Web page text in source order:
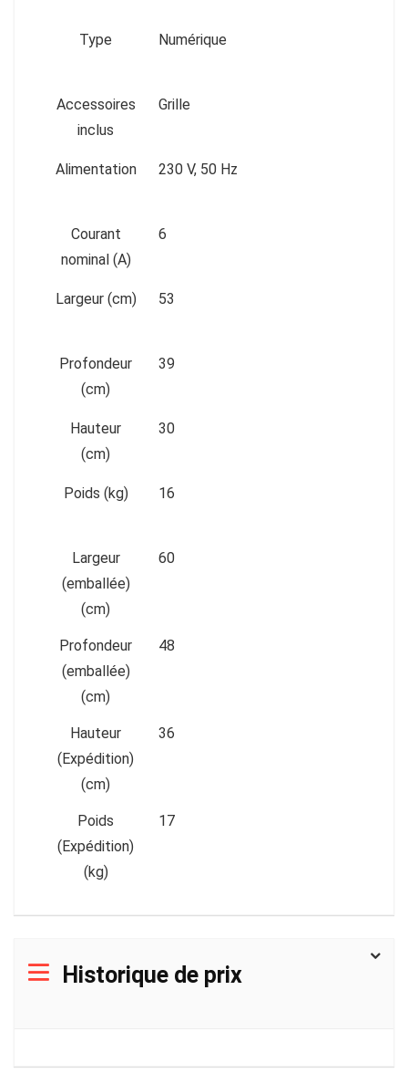
Type Numérique
Accessoires
inclus
Grille
Alimentation 230 V, 50 Hz
Courant
nominal (A)
6
Largeur (cm) 53
Profondeur
(cm)
39
Hauteur
(cm)
30
Poids (kg) 16
Largeur
(emballée)
(cm)
60
Profondeur
(emballée)
(cm)
48
Hauteur
(Expédition)
(cm)
36
Poids
(Expédition)
(kg)
17
Historique de prix